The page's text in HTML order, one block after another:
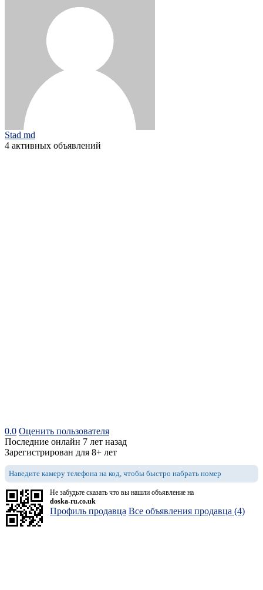
Stad md
4 активных объявлений
0.0 Оценить пользователя
Последние онлайн 7 лет назад
Зарегистрирован для 8+ лет
Наведите камеру телефона на код, чтобы быстро набрать номер
Не забудьте сказать что вы нашли объявление на
doska-ru.co.uk
Профиль продавца Все объявления продавца (4)